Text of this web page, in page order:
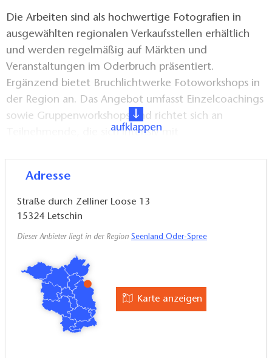
Die Arbeiten sind als hochwertige Fotografien in
ausgewählten regionalen Verkaufsstellen erhältlich
und werden regelmäßig auf Märkten und
Veranstaltungen im Oderbruch präsentiert.
Ergänzend bietet Bruchlichtwerke Fotoworkshops in
der Region an. Das Angebot umfasst Einzelcoachings
sowie Gruppenworkshops und richtet sich an
Teilnehmende, die sich intensiv mit
möchten.
Durch die Verbindung von Fotografie, regionalem
Bezug und Vermittlungsangeboten trägt
des Oderbruchs bei.
aufklappen
Adresse
Straße durch Zelliner Loose 13
15324 Letschin
Dieser Anbieter liegt in der Region Seenland Oder-Spree
Karte anzeigen